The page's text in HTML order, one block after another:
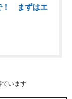
！ まずはエ
ています